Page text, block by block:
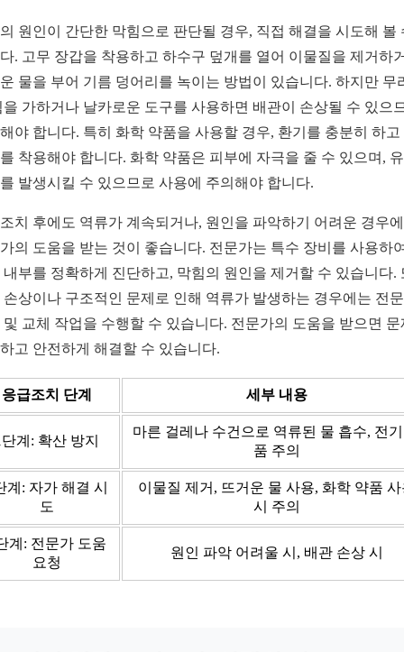
원인이 간단한 막힘으로 판단될 경우, 직접 해결을 시도해 볼
. 고무 장갑을 착용하고 하수구 덮개를 열어 이물질을 제거하
물을 부어 기름 덩어리를 녹이는 방법이 있습니다. 하지만 무
을 가하거나 날카로운 도구를 사용하면 배관이 손상될 수 있으
야 합니다. 특히 화학 약품을 사용할 경우, 환기를 충분히 하고
착용해야 합니다. 화학 약품은 피부에 자극을 줄 수 있으며,
발생시킬 수 있으므로 사용에 주의해야 합니다.
치 후에도 역류가 계속되거나, 원인을 파악하기 어려운 경우
의 도움을 받는 것이 좋습니다. 전문가는 특수 장비를 사용하
내부를 정확하게 진단하고, 막힘의 원인을 제거할 수 있습니다.
손상이나 구조적인 문제로 인해 역류가 발생하는 경우에는 전
및 교체 작업을 수행할 수 있습니다. 전문가의 도움을 받으면 문
고 안전하게 해결할 수 있습니다.
응급조치 단계 세부 내용
계: 확산 방지
마른 걸레나 수건으로 역류된 물 흡수, 전
품 주의
계: 자가 해결 시
도
이물질 제거, 뜨거운 물 사용, 화학 약품 사
시 주의
계: 전문가 도움
요청
원인 파악 어려울 시, 배관 손상 시